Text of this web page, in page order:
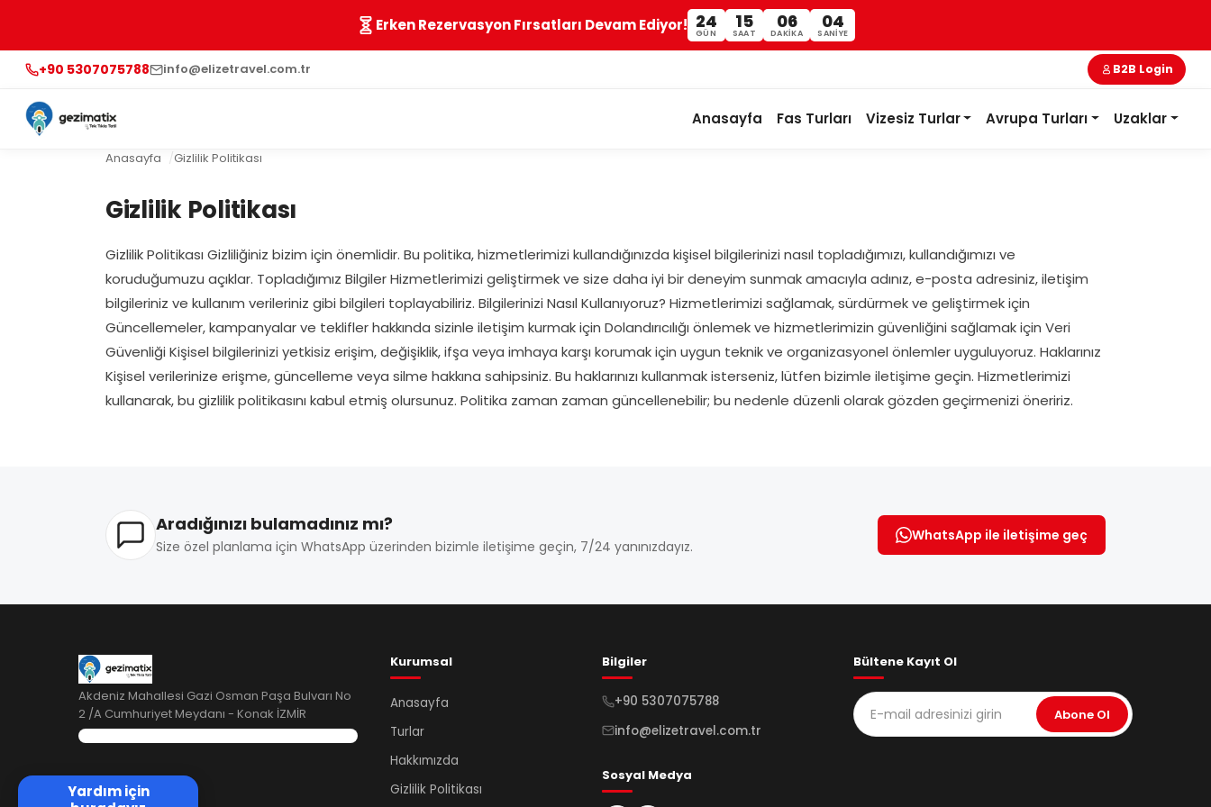
Erken Rezervasyon Fırsatları Devam Ediyor! 24
GÜN
15
SAAT
06
DAKIKA
04
SANIYE
+90 5307075788 info@elizetravel.com.tr B2B Login
Anasayfa Fas Turları Vizesiz Turlar Avrupa Turları Uzaklar
Anasayfa Gizlilik Politikası
Gizlilik Politikası
Gizlilik Politikası Gizliliğiniz bizim için önemlidir. Bu politika, hizmetlerimizi kullandığınızda kişisel bilgilerinizi nasıl topladığımızı, kullandığımızı ve
koruduğumuzu açıklar. Topladığımız Bilgiler Hizmetlerimizi geliştirmek ve size daha iyi bir deneyim sunmak amacıyla adınız, e-posta adresiniz, iletişim
bilgileriniz ve kullanım verileriniz gibi bilgileri toplayabiliriz. Bilgilerinizi Nasıl Kullanıyoruz? Hizmetlerimizi sağlamak, sürdürmek ve geliştirmek için
Güncellemeler, kampanyalar ve teklifler hakkında sizinle iletişim kurmak için Dolandırıcılığı önlemek ve hizmetlerimizin güvenliğini sağlamak için Veri
Güvenliği Kişisel bilgilerinizi yetkisiz erişim, değişiklik, ifşa veya imhaya karşı korumak için uygun teknik ve organizasyonel önlemler uyguluyoruz. Haklarınız
Kişisel verilerinize erişme, güncelleme veya silme hakkına sahipsiniz. Bu haklarınızı kullanmak isterseniz, lütfen bizimle iletişime geçin. Hizmetlerimizi
kullanarak, bu gizlilik politikasını kabul etmiş olursunuz. Politika zaman zaman güncellenebilir; bu nedenle düzenli olarak gözden geçirmenizi öneririz.
Aradığınızı bulamadınız mı?
Size özel planlama için WhatsApp üzerinden bizimle iletişime geçin, 7/24 yanınızdayız.
WhatsApp ile iletişime geç
Akdeniz Mahallesi Gazi Osman Paşa Bulvarı No
2 /A Cumhuriyet Meydanı - Konak İZMİR
Kurumsal
Anasayfa
Turlar
Hakkımızda
Gizlilik Politikası
Bilgiler
+90 5307075788
info@elizetravel.com.tr
Sosyal Medya
Bültene Kayıt Ol
Abone Ol
Yardım için